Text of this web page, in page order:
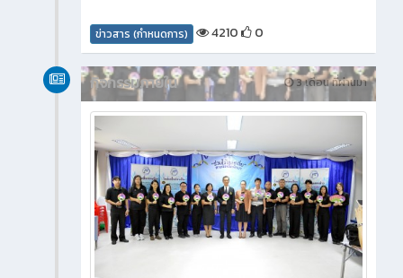
ข่าวสาร (กำหนดการ) 4210 0
3 เดือน ที่ผ่านมา
กิจกรรมภายใน